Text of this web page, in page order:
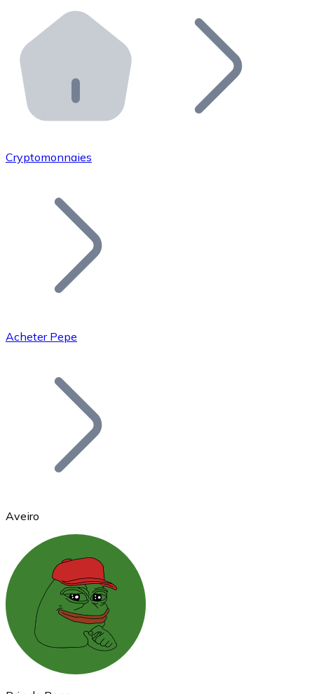
Distributeurs automatiques Bitnovo
Intégrez un ATM Bitnovo dans votre entreprise et
API Bitnovo
Intégrez notre API dans votre écosystème.
Rejoignez notre réseau de distributeurs et
Ajoutez le token de votre projet à notre service
Bitcoin
Ethereum
ETH
Cryptomonnaies
Acheter Pepe
Aveiro